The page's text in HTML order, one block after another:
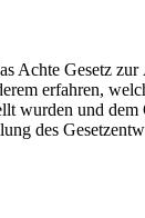
Gesetz
erfahren,
und
des